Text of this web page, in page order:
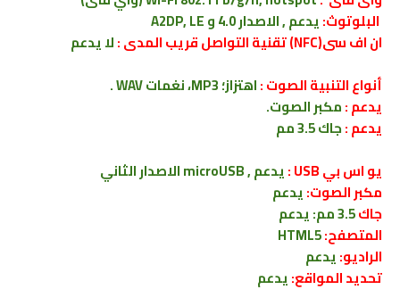
البلوتوث:يدعم , الاصدار 4.0 و A2DP, LE
ان اف سى(NFC) تقنية التواصل قريب المدى :
لا يدعم
أنواع التنبية الصوت :اهتزاز؛ MP3، نغمات WAV .
يدعم :مكبر الصوت.
يدعم :جاك 3.5 مم
يو اس بي USB :
يدعم , microUSB الاصدار الثاني
مكبر الصوت:يدعم
جاك
المتصفح:
الراديو:يدعم
تحديد المواقع:يدعم